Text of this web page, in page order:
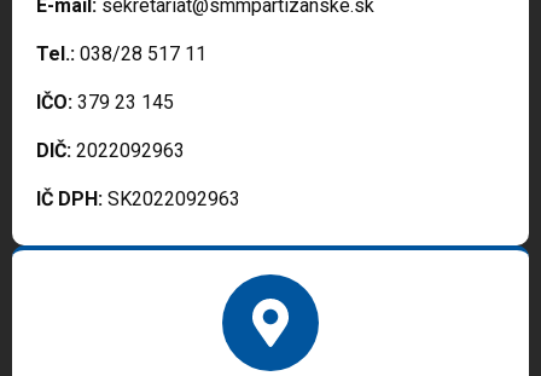
E-mail: sekretariat@smmpartizanske.sk
Tel.: 038/28 517 11
IČO: 379 23 145
DIČ: 2022092963
IČ DPH: SK2022092963